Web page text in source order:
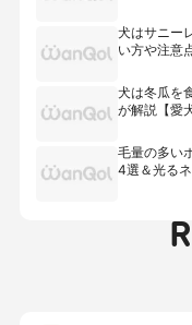
犬はサニー
い方や注意
犬は冬瓜を
が解説【愛
毛量の多い
4選＆光る